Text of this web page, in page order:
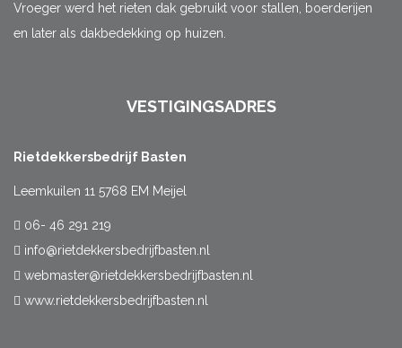
Vroeger werd het rieten dak gebruikt voor stallen, boerderijen
en later als dakbedekking op huizen.
VESTIGINGSADRES
Rietdekkersbedrijf Basten
Leemkuilen 11 5768 EM Meijel
06- 46 291 219
info@rietdekkersbedrijfbasten.nl
webmaster@rietdekkersbedrijfbasten.nl
www.rietdekkersbedrijfbasten.nl